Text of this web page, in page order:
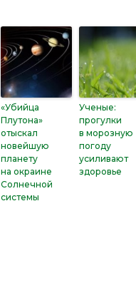
«Убийца
Плутона»
отыскал
новейшую
планету
на окраине
Солнечной
системы
Ученые:
прогулки
в морозную
погоду
усиливают
здоровье